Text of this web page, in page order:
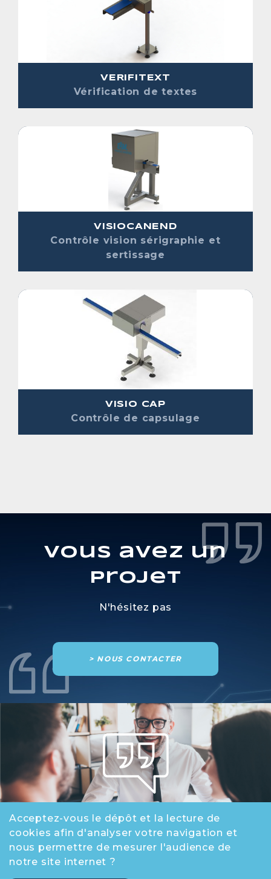
VERIFITEXT
Vérification de textes
VISIOCANEND
Contrôle vision sérigraphie et
sertissage
VISIO CAP
Contrôle de capsulage
Vous avez un
projet
N'hésitez pas
> NOUS CONTACTER
SPC Group
Acceptez-vous le dépôt et la lecture de
cookies afin d'analyser votre navigation et
nous permettre de mesurer l'audience de
notre site internet ?